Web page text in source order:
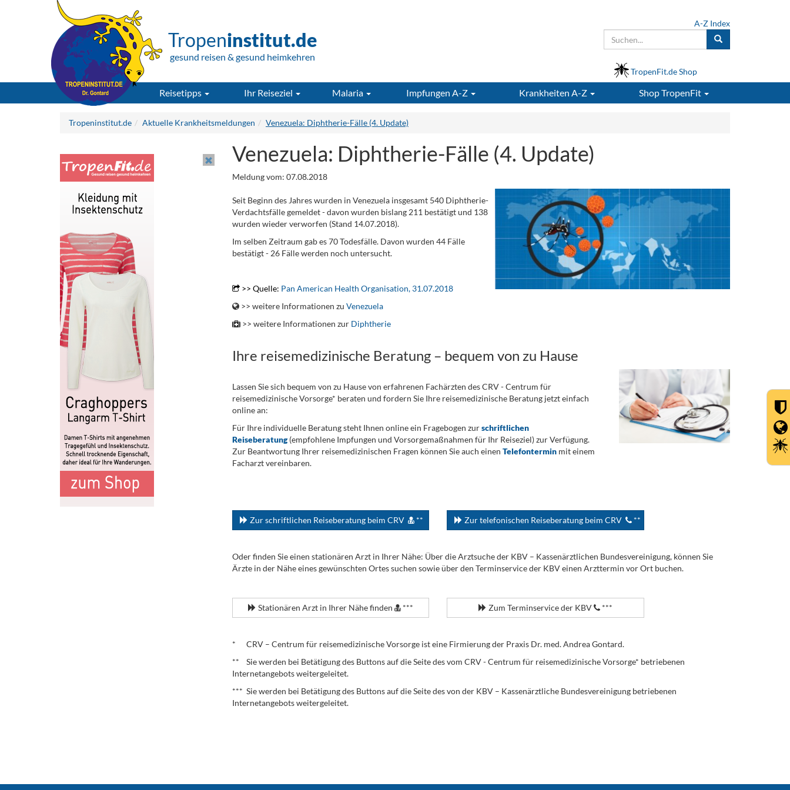
Tropeninstitut.de
gesund reisen & gesund heimkehren
A-Z Index
TropenFit.de Shop
Reisetipps Ihr Reiseziel Malaria Impfungen A-Z Krankheiten A-Z ShopTropenFit
Tropeninstitut.de Aktuelle Krankheitsmeldungen Venezuela: Diphtherie-Fälle (4. Update)
Venezuela: Diphtherie-Fälle (4. Update)
Meldung vom: 07.08.2018
Seit Beginn des Jahres wurden in Venezuela insgesamt 540 Diphtherie-
Verdachtsfälle gemeldet - davon wurden bislang 211 bestätigt und 138
wurden wieder verworfen (Stand 14.07.2018).
Im selben Zeitraum gab es 70 Todesfälle. Davon wurden 44 Fälle
bestätigt - 26 Fälle werden noch untersucht.
>> Quelle: Pan American Health Organisation, 31.07.2018
>> weitere Informationen zu Venezuela
>> weitere Informationen zur Diphtherie
Ihre reisemedizinische Beratung – bequem von zu Hause
Lassen Sie sich bequem von zu Hause von erfahrenen Fachärzten des CRV - Centrum für
reisemedizinische Vorsorge* beraten und fordern Sie Ihre reisemedizinische Beratung jetzt einfach
online an:
Für Ihre individuelle Beratung steht Ihnen online ein Fragebogen zurschriftlichen
Reiseberatung(empfohlene Impfungen und Vorsorgemaßnahmen für Ihr Reiseziel) zur Verfügung.
Zur Beantwortung Ihrer reisemedizinischen Fragen können Sie auch einen Telefonterminmit einem
Facharzt vereinbaren.
Zur schriftlichen Reiseberatung beim CRV ** Zur telefonischen Reiseberatung beim CRV **
Oder finden Sie einen stationären Arzt in Ihrer Nähe: Über die Arztsuche der KBV – Kassenärztlichen Bundesvereinigung, können Sie
Ärzte in der Nähe eines gewünschten Ortes suchen sowie über den Terminservice der KBV einen Arzttermin vor Ort buchen.
Stationären Arzt in Ihrer Nähe finden *** Zum Terminservice der KBV ***
* CRV – Centrum für reisemedizinische Vorsorge ist eine Firmierung der Praxis Dr. med. Andrea Gontard.
** Sie werden bei Betätigung des Buttons auf die Seite des vom CRV - Centrum für reisemedizinische Vorsorge* betriebenen
Internetangebots weitergeleitet.
*** Sie werden bei Betätigung des Buttons auf die Seite des von der KBV – Kassenärztliche Bundesvereinigung betriebenen
Internetangebots weitergeleitet.